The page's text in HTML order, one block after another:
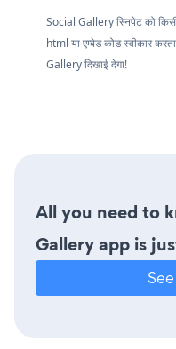
Social Gallery स्निपेट को
html या एम्बेड कोड स्वीकार
Gallery दिखाई देगा!
All you need to
Gallery app is